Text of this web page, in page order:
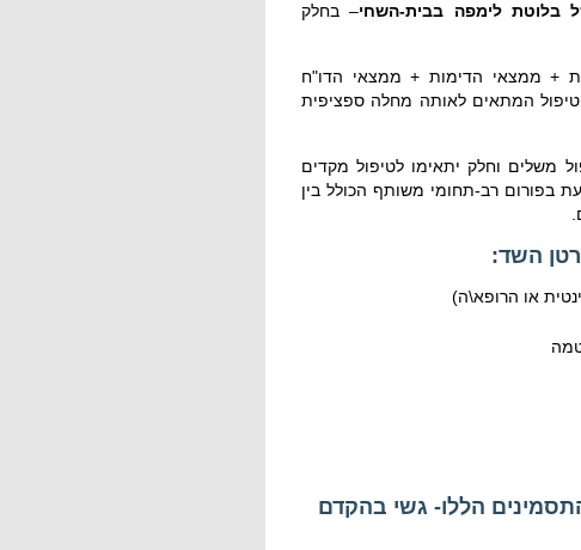
בלוטת לימפה בבית-השחי– בחלק
+ ממצאי הדימות + ממצאי הדו"ח
המתאים לאותה מחלה ספציפית
משלים וחלק יתאימו לטיפול מקדים
בפורום רב-תחומי משותף הכולל בין
השד:
או הרופא\ה)
הללו- גשי בהקדם